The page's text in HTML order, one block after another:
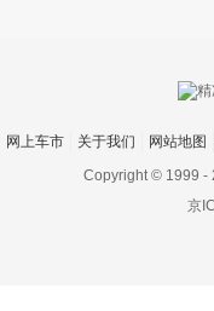
网上车市 关于我们 网站地图
Copyright © 1999 -
京